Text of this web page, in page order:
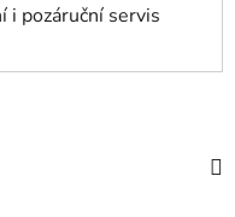
i pozáruční servis